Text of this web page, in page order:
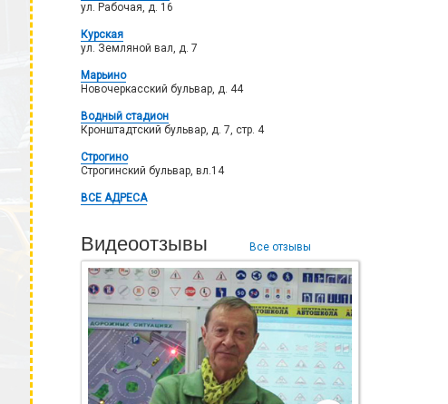
ул. Рабочая, д. 16
Курская
ул. Земляной вал, д. 7
Марьино
Новочеркасский бульвар, д. 44
Водный стадион
Кронштадтский бульвар, д. 7, стр. 4
Строгино
Строгинский бульвар, вл.14
ВСЕ АДРЕСА
Видеоотзывы Все отзывы